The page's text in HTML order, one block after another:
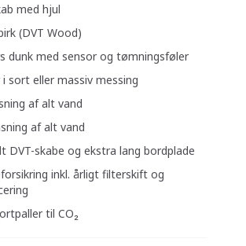
med hjul
(DVT Wood)
dunk med sensor og tømningsføler
i sort eller massiv messing
af alt vand
af alt vand
DVT-skabe og ekstra lang bordplade
inkl. årligt filterskift og
til CO₂